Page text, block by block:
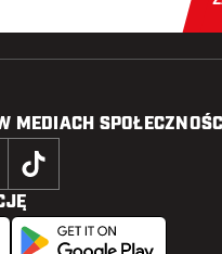
MEDIACH